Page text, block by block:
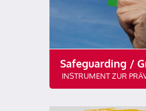
Safeguarding /
INSTRUMENT ZUR